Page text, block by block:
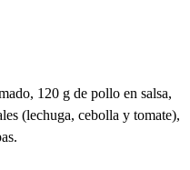
120 g de pollo en salsa,
(lechuga, cebolla y tomate),